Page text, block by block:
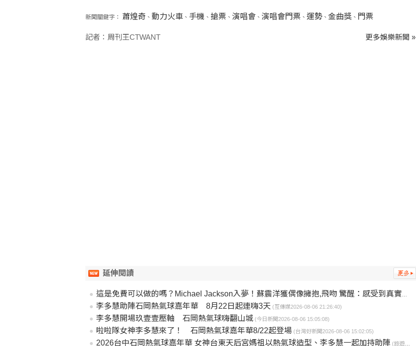
新聞關鍵字： 蕭煌奇、 動力火車、 手機 、 搶票、 演唱會、 演唱會門票、 運勢、 金曲獎、 門票
記者：周刊王CTWANT 更多娛樂新聞 »
延伸閱讀
這是免費可以做的嗎？Michael Jackson入夢！蘇震洋獲偶像擁抱,飛吻 驚醒：感受到真實心跳！
李多慧助陣石岡熱氣球嘉年華 8月22日起連嗨3天 (互傳媒2026-08-06 21:26:40)
李多慧開場玖壹壹壓軸 石岡熱氣球嗨翻山城 (今日新聞2026-08-06 15:05:08)
啦啦隊女神李多慧來了！ 石岡熱氣球嘉年華8/22起登場 (台灣好新聞2026-08-06 15:02:05)
2026台中石岡熱氣球嘉年華 女神台東天后宮媽祖以熱氣球造型、李多慧一起加持助陣 (旅遊經2026-08-06 14:57:00)